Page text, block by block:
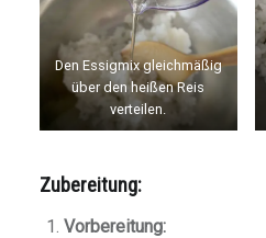
Den Essigmix gleichmäßig
über den heißen Reis
verteilen.
Zubereitung:
Vorbereitung: